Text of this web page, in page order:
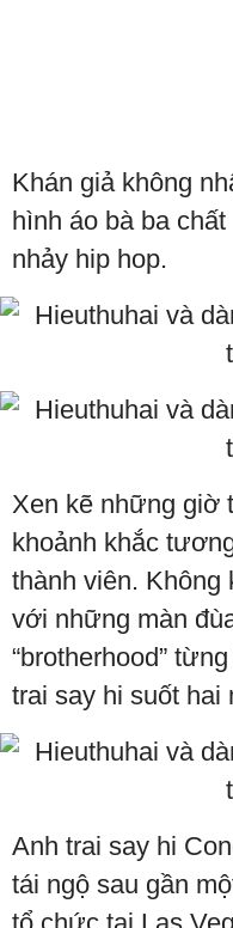
Khán giả không
hình áo bà ba
nhảy hip hop.
Xen kẽ những giờ
khoảnh khắc
thành viên.
với những màn
“brotherhood”
trai say hi suốt hai
Anh trai say hi
tái ngộ sau gần